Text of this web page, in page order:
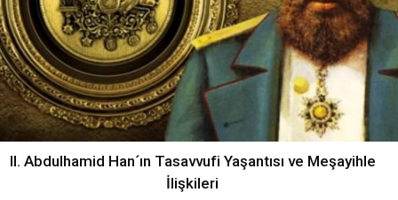
II. Abdulhamid Han´ın Tasavvufi Yaşantısı ve Meşayihle
İlişkileri